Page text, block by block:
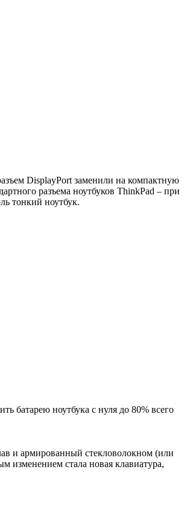
DisplayPort заменили на компактную
разъема ноутбуков ThinkPad – при
тонкий ноутбук.
батарею ноутбука с нуля до 80% всего
и армированный стекловолокном (или
изменением стала новая клавиатура,